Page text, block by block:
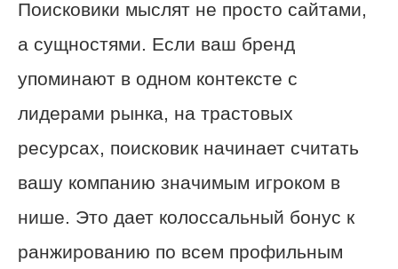
Поисковики мыслят не просто сайтами,
а сущностями. Если ваш бренд
упоминают в одном контексте с
лидерами рынка, на трастовых
ресурсах, поисковик начинает считать
вашу компанию значимым игроком в
нише. Это дает колоссальный бонус к
ранжированию по всем профильным